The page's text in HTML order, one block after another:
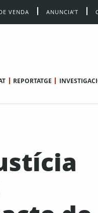
VENDA ANUNCIA’T
REPORTATGE